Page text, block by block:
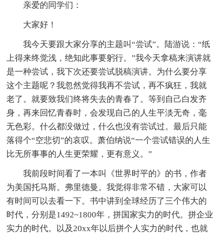
亲爱的同学们：
大家好！
我今天要跟大家分享的主题叫“尝试”。陆游说：“纸
上得来终觉浅，绝知此事要躬行。”我今天拿稿来演讲就
是一种尝试，我下次还要尝试脱稿演讲。为什么要分享
这个主题呢？我忽然觉得我再不尝试，再不疯狂，我就
老了。就要致我们终将失去的青春了。等到自己白发齐
身，再来回忆青春时，会发现自己的人生平淡无奇，毫
无色彩。什么都没做过，什么也没有尝试过。最后只能
落得个“空悲切”的哀叹。萧伯纳说“一个尝试错误的人生
比无所事事的人生更荣耀，更有意义。”
我前段时间看了一本叫《世界时平的》的书，作者
为美国托马斯。弗里德曼。我觉得非常不错，大家可以
有时间可以去看一下。书中讲到全球经历了三个伟大的
时代，分别是1492~1800年，拼国家实力的时代。拼企业
实力的时代。以及20xx年以后拼个人实力的时代，也就